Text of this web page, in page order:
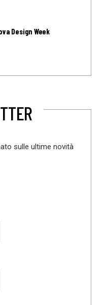
Design Week
sulle ultime novità